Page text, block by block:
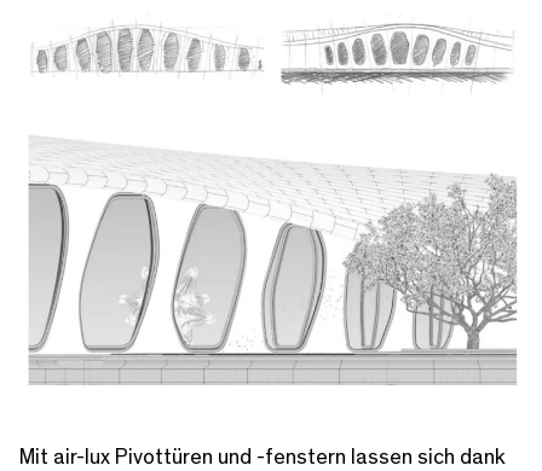
Mit air-lux Pivottüren und -fenstern lassen sich dank